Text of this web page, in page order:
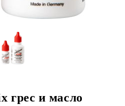
грес и масло